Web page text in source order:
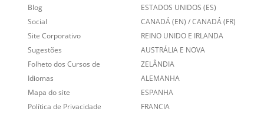
Social
Site Corporativo
Sugestões
Folheto dos Cursos de
Idiomas
Mapa do site
Política de Privacidade
CANADÁ (EN)/CANADÁ (FR)
REINO UNIDO E IRLANDA
AUSTRÁLIA E NOVA
ZELÂNDIA
ALEMANHA
ESPANHA
FRANCIA